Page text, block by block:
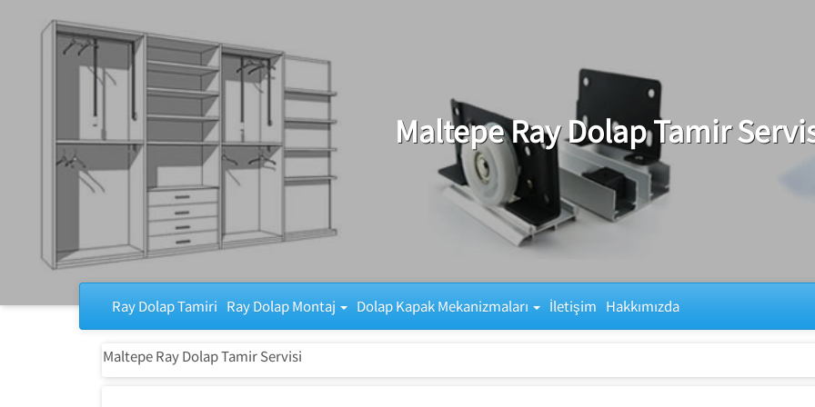
Maltepe Ray Dolap Tamir
Ray Dolap Tamiri Ray Dolap Montaj Dolap Kapak Mekanizmaları İletişim Hakkımızda
Maltepe Ray Dolap Tamir Servisi